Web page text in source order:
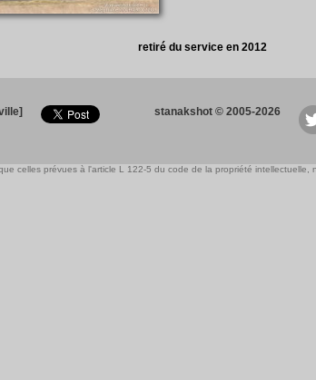
retiré du service en 2012
stanakshot © 2005-2026
celles prévues à l'article L 122-5 du code de la propriété